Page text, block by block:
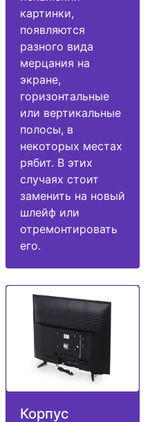
картинки,
появляются
разного вида
мерцания на
экране,
горизонтальные
или вертикальные
полосы, в
некоторых местах
рябит. В этих
случаях стоит
заменить на новый
шлейф или
отремонтировать
его.
Корпус